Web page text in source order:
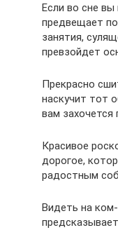
Если во сне вы
предвещает
занятия,
превзойдет
Прекрасно
наскучит тот
вам захочется
Красивое
дорогое,
радостным
Видеть на